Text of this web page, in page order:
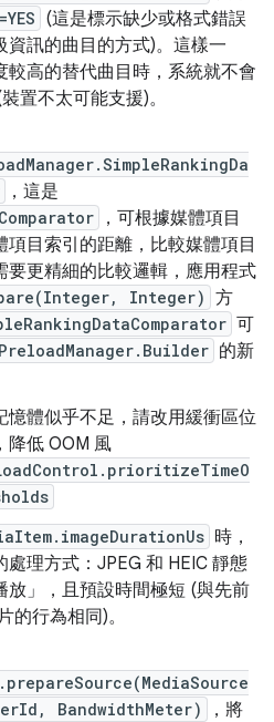
(這是標示缺少或格式錯誤
資訊的曲目的方式)。這樣一
較高的替代曲目時，系統就不會
置不太可能支援)。
，這是
，可根據媒體項目
項目索引的距離，比較媒體項目
要更精細的比較邏輯，應用程式
Integer) 方
可
的新
憶體似乎不足，請改用緩衝區位
降低 OOM 風
時，
處理方式：JPEG 和 HEIC 靜態
放」，且預設時間極短 (與先前
的行為相同)。
BandwidthMeter)
，將